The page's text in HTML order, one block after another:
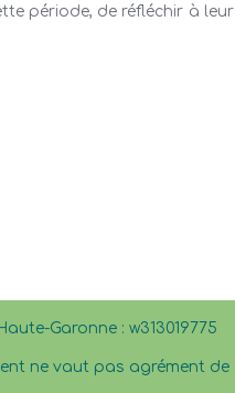
période, de réfléchir à leur
Garonne : w313019775
ne vaut pas agrément de